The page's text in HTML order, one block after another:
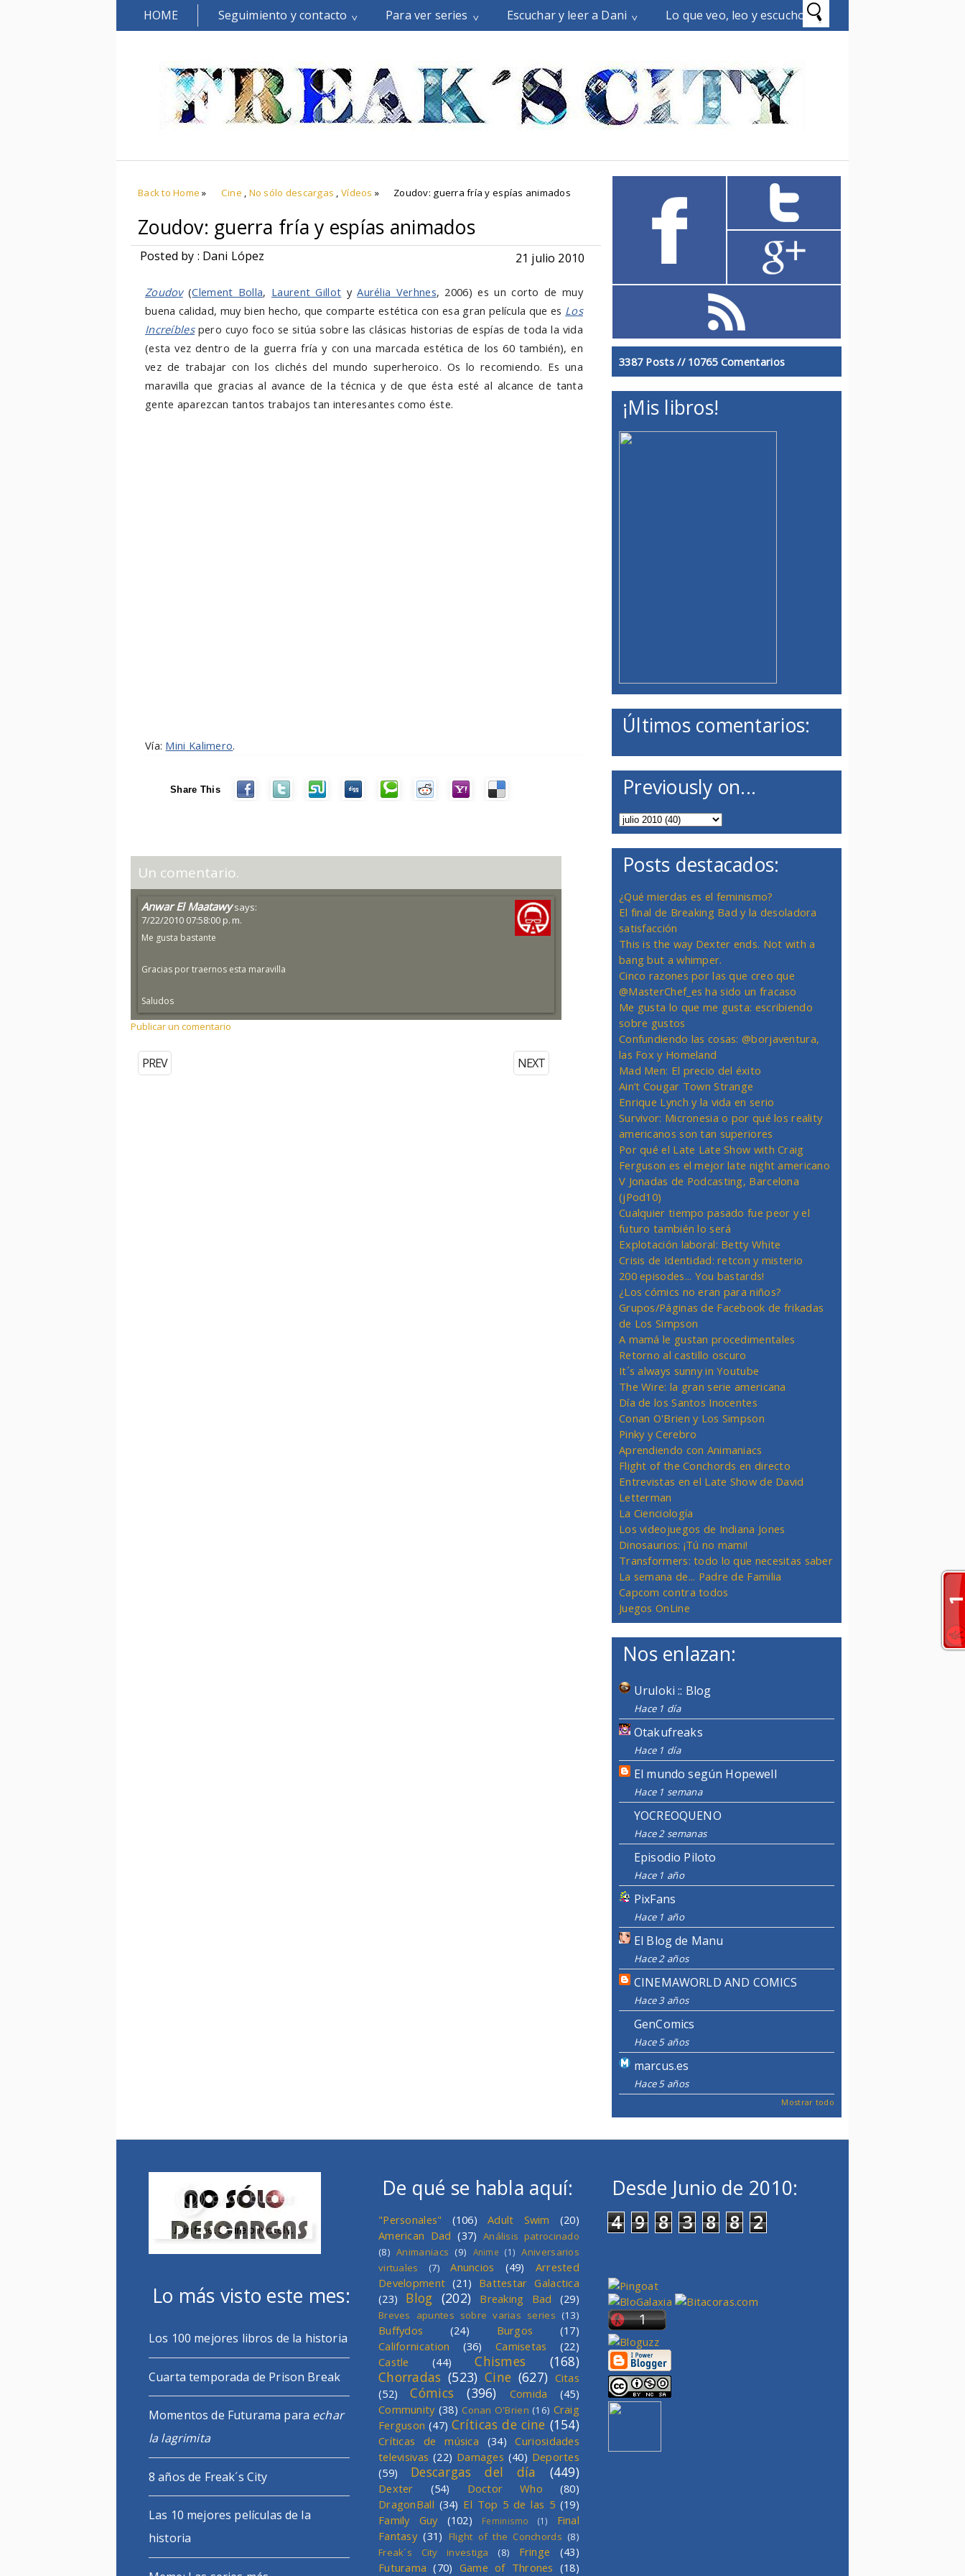
HOME Seguimiento y contacto Para ver series Escuchar y leer a Dani Lo que veo, leo y escucho
Back to Home » Cine , No sólo descargas , Vídeos » Zoudov: guerra fría y espías animados
Zoudov: guerra fría y espías animados
Posted by : Dani López 21 julio 2010
Zoudov(Clement Bolla, Laurent Gillot yAurélia Verhnes, 2006) es un corto de muy
buena calidad, muy bien hecho, que comparte estética con esa gran película que es Los
Increíblespero cuyo foco se sitúa sobre las clásicas historias de espías de toda la vida
(esta vez dentro de la guerra fría y con una marcada estética de los 60 también), en
vez de trabajar con los clichés del mundo superheroico. Os lo recomiendo. Es una
maravilla que gracias al avance de la técnica y de que ésta esté al alcance de tanta
gente aparezcan tantos trabajos tan interesantes como éste.
Vía: Mini Kalimero.
Share This
Un comentario.
Anwar El Maatawy says:
7/22/2010 07:58:00 p. m.
Me gusta bastante
Gracias por traernos esta maravilla
Saludos
Publicar un comentario
NEXT
PREV
3387 Posts // 10765 Comentarios
¡Mis libros!
Últimos comentarios:
Previously on...
Posts destacados:
¿Qué mierdas es el feminismo?
El final de Breaking Bad y la desoladora
satisfacción
This is the way Dexter ends. Not with a
bang but a whimper.
Cinco razones por las que creo que
@MasterChef_es ha sido un fracaso
Me gusta lo que me gusta: escribiendo
sobre gustos
Confundiendo las cosas: @borjaventura,
las Fox y Homeland
Mad Men: El precio del éxito
Ain’t Cougar Town Strange
Enrique Lynch y la vida en serio
Survivor: Micronesia o por qué los reality
americanos son tan superiores
Por qué el Late Late Show with Craig
Ferguson es el mejor late night americano
V Jonadas de Podcasting, Barcelona
(jPod10)
Cualquier tiempo pasado fue peor y el
futuro también lo será
Explotación laboral: Betty White
Crisis de Identidad: retcon y misterio
200 episodes... You bastards!
¿Los cómics no eran para niños?
Grupos/Páginas de Facebook de frikadas
de Los Simpson
A mamá le gustan procedimentales
Retorno al castillo oscuro
It´s always sunny in Youtube
The Wire: la gran serie americana
Día de los Santos Inocentes
Conan O'Brien y Los Simpson
Pinky y Cerebro
Aprendiendo con Animaniacs
Flight of the Conchords en directo
Entrevistas en el Late Show de David
Letterman
La Cienciología
Los videojuegos de Indiana Jones
Dinosaurios: ¡Tú no mami!
Transformers: todo lo que necesitas saber
La semana de... Padre de Familia
Capcom contra todos
Juegos OnLine
Nos enlazan:
Uruloki :: Blog
Hace 1 día
Otakufreaks
Hace 1 día
El mundo según Hopewell
Hace 1 semana
YOCREOQUENO
Hace 2 semanas
Episodio Piloto
Hace 1 año
PixFans
Hace 1 año
El Blog de Manu
Hace 2 años
CINEMAWORLD AND COMICS
Hace 3 años
GenComics
Hace 5 años
marcus.es
Hace 5 años
Mostrar todo
Lo más visto este mes:
Los 100 mejores libros de la historia
Cuarta temporada de Prison Break
Momentos de Futurama para echar
la lagrimita
8 años de Freak´s City
Las 10 mejores películas de la
historia
De qué se habla aquí:
"Personales" (106) Adult Swim
(20)
American Dad (37) Análisis patrocinado
(8) Animaniacs (9) Anime (1) Aniversarios
virtuales
(7) Anuncios (49)
Arrested
Development (21) Battestar Galactica
(23)
Blog (202) Breaking Bad (29)
Breves apuntes sobre varias series (13)
Buffydos (24) Burgos
(17)
Californication
(36) Camisetas
(22)
Castle
(44) Chismes
(168)
Chorradas (523) Cine (627) Citas
(52)
Cómics (396) Comida
(45)
Community (38) Conan O'Brien (16) Craig
Ferguson (47) Críticas de cine (154)
Críticas de música (34)
Curiosidades
televisivas (22) Damages (40) Deportes
(59)
Descargas del día (449)
Dexter (54) Doctor Who
(80)
DragonBall (34) El Top 5 de las 5 (19)
Family Guy
(102) Feminismo (1)
Final
Fantasy (31) Flight of the Conchords (8)
Freak´s City investiga
(8) Fringe
(43)
Futurama (70) Game of Thrones (18)
Desde Junio de 2010:
4 9 8 3 8 8 2